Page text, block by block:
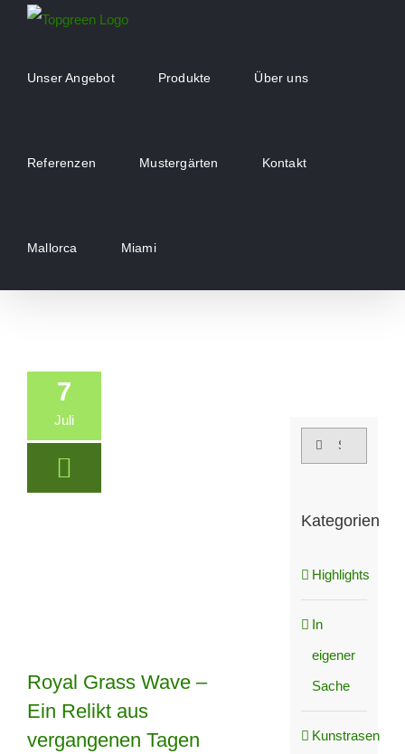
springenUnser Angebot Produkte Über uns
Referenzen Mustergärten Kontakt
Mallorca Miami
7
Juli
Royal Grass Wave
Royal Grass Wave –
Ein Relikt aus
vergangenen Tagen
Suche
Kategorien
Highlights
In
eigener
Sache
Kunstrasen